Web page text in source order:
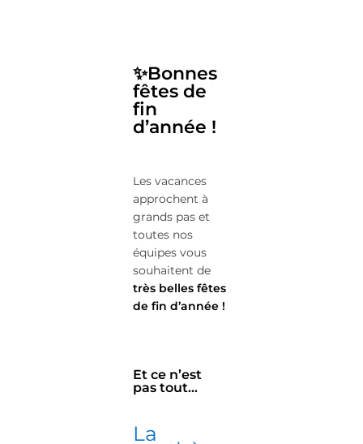
✨Bonnes
fêtes de
fin
d’année !
Les vacances
approchent à
grands pas et
toutes nos
équipes vous
souhaitent de
très belles fêtes
de fin d’année !
Et ce n’est
pas tout…
La